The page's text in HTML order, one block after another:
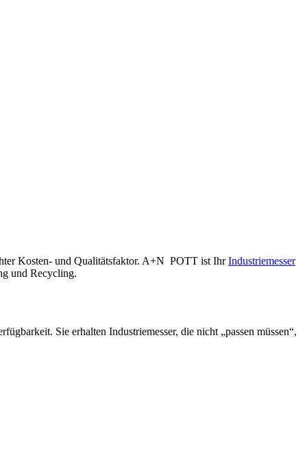
Kosten- und Qualitätsfaktor. A+N POTT ist IhrIndustriemesser
und Recycling.
Sie erhalten Industriemesser, die nicht „passen müssen“,